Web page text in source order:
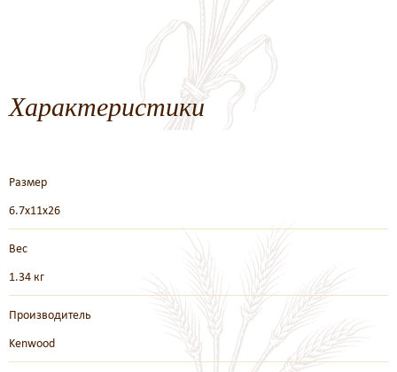
Характеристики
Размер
6.7x11x26
Вес
1.34 кг
Производитель
Kenwood